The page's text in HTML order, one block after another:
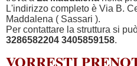
L'indirizzo completo è Via B.
Maddalena ( Sassari ).
Per contattare la struttura si
3286582204 3405859158.
VORRESTI